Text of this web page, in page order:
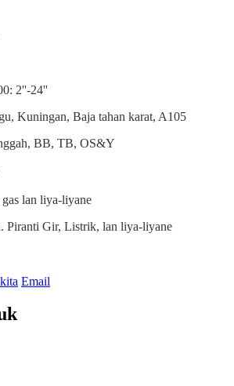
2''-24''
Kuningan, Baja tahan karat, A105
BB, TB, OS&Y
lan liya-liyane
Piranti Gir, Listrik, lan liya-liyane
Email